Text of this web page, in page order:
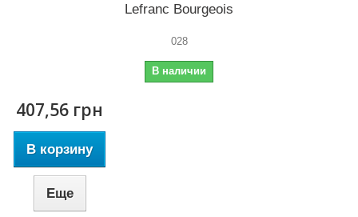
Lefranc Bourgeois
028
В наличии
407,56 грн
В корзину
Еще